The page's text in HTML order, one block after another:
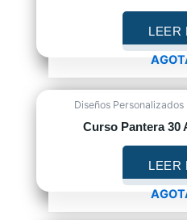
LEER
Diseños
Curso Pantera 30
LEER